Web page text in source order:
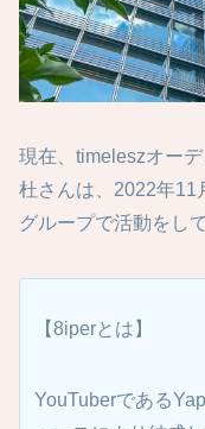
現在、timeleszオー
杜さんは、2022年11
グループで活動をし
【8iperとは】
YouTuberである